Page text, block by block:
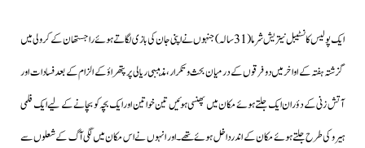
ایک پولیس کانسٹیبل نیتریش شرما(31 سالہ) جنہوں نے اپنی جان کی بازی لگا تے ہوئے راجستھان کے کرولی میں
گزشتہ ہفتہ کے اواخرمیں دو فرقوں کے درمیان بحث و تکرار،مذہببی ریالی پر پتھراؤ کے الزام کے بعد فسادات اور
آتش زنی کے دؤران ایک جلتے ہوئے مکان میں پھنسی ہوئیں تین خواتین اور ایک بچہ کو بچانے کے لیے ایک فلمی
ہیرو کی طرح جلتے ہوئے مکان کے اندر داخل ہوئے تھے۔اور انہوں نے اس مکان میں لگی آگ کے شعلوں سے